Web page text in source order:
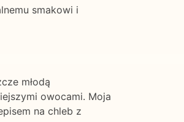
smakowi i
młodą
owocami. Moja
na chleb z